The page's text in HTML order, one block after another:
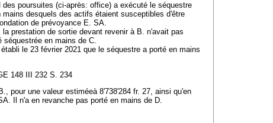
poursuites (ci-après: office) a exécuté le séquestre
mains desquels des actifs étaient susceptibles d'être
de prévoyance E. SA.
prestation de sortie devant revenir à B. n'avait pas
séquestrée en mains de C.
le 23 février 2021 que le séquestre a porté en mains
148 III 232 S. 234
pour une valeur estiméeà 8'738'284 fr. 27, ainsi qu'en
Il n'a en revanche pas porté en mains de D.